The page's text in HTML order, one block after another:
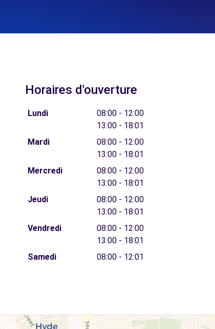
Horaires d'ouverture
Lundi
08:00 - 12:00
13:00 - 18:01
Mardi
08:00 - 12:00
13:00 - 18:01
Mercredi
08:00 - 12:00
13:00 - 18:01
Jeudi
08:00 - 12:00
13:00 - 18:01
Vendredi
08:00 - 12:00
13:00 - 18:01
Samedi
08:00 - 12:01